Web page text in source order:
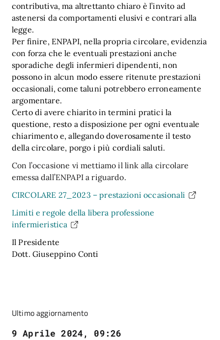
contributiva, ma altrettanto chiaro è l’invito ad
astenersi da comportamenti elusivi e contrari alla
legge.
Per finire, ENPAPI, nella propria circolare, evidenzia
con forza che le eventuali prestazioni anche
sporadiche degli infermieri dipendenti, non
possono in alcun modo essere ritenute prestazioni
occasionali, come taluni potrebbero erroneamente
argomentare.
Certo di avere chiarito in termini pratici la
questione, resto a disposizione per ogni eventuale
chiarimento e, allegando doverosamente il testo
della circolare, porgo i più cordiali saluti.
Con l’occasione vi mettiamo il link alla circolare
emessa dall’ENPAPI a riguardo.
CIRCOLARE 27_2023 – prestazioni occasionali
Limiti e regole della libera professione
infermieristica
Il Presidente
Dott. Giuseppino Conti
Ultimo aggiornamento
9 Aprile 2024, 09:26